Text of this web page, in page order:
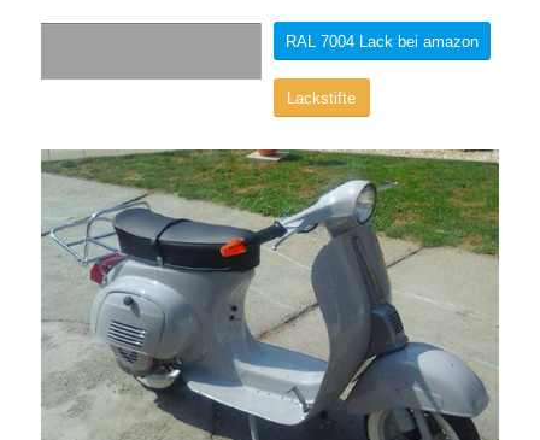
RAL 7004 Lack bei amazon
Lackstifte